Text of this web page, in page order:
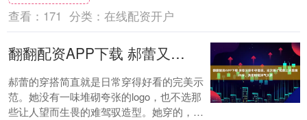
查看： 171 分类： 在线配资开户
翻翻配资APP下载 郝蕾又穿牛仔套装，这次换了短款上衣显瘦20斤，真是时髦洋气太多
郝蕾的穿搭简直就是日常穿得好看的完美示
范。她没有一味堆砌夸张的logo，也不选那
些让人望而生畏的难驾驭造型。她穿的，都